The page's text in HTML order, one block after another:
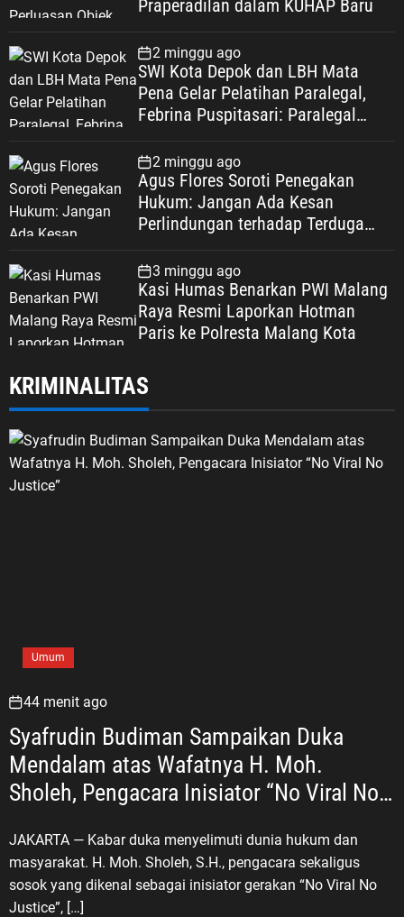
Praperadilan dalam KUHAP Baru
2 minggu ago
SWI Kota Depok dan LBH Mata
Pena Gelar Pelatihan Paralegal,
Febrina Puspitasari: Paralegal
Keadilan Warga Depok
2 minggu ago
Agus Flores Soroti Penegakan
Hukum: Jangan Ada Kesan
Perlindungan terhadap Terduga
Dipertaruhkan
3 minggu ago
Kasi Humas Benarkan PWI Malang
Raya Resmi Laporkan Hotman
Paris ke Polresta Malang Kota
KRIMINALITAS
Umum
44 menit ago
Syafrudin Budiman Sampaikan Duka
Mendalam atas Wafatnya H. Moh.
Sholeh, Pengacara Inisiator “No Viral No
JAKARTA — Kabar duka menyelimuti dunia hukum dan
masyarakat. H. Moh. Sholeh, S.H., pengacara sekaligus
sosok yang dikenal sebagai inisiator gerakan “No Viral No
Justice”, […]